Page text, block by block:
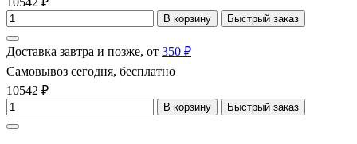
В корзину Быстрый заказ
Доставка завтра и позже, от 350 ₽
Самовывоз сегодня, бесплатно
10542 ₽
В корзину Быстрый заказ